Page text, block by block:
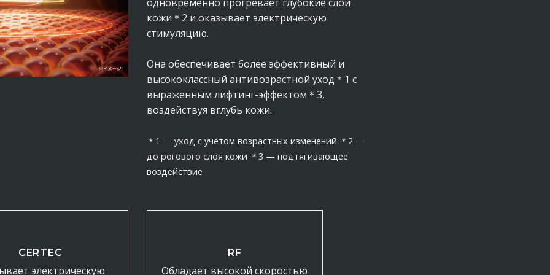
кожи＊2 и оказывает электрическую
стимуляцию.
Она обеспечивает более эффективный и
высококлассный антивозрастной уход＊1 с
выраженным лифтинг-эффектом＊3,
воздействуя вглубь кожи.
＊1 — уход с учётом возрастных изменений ＊2 —
до рогового слоя кожи ＊3 — подтягивающее
воздействие
CERTEC
электрическую
RF
Обладает высокой скоростью